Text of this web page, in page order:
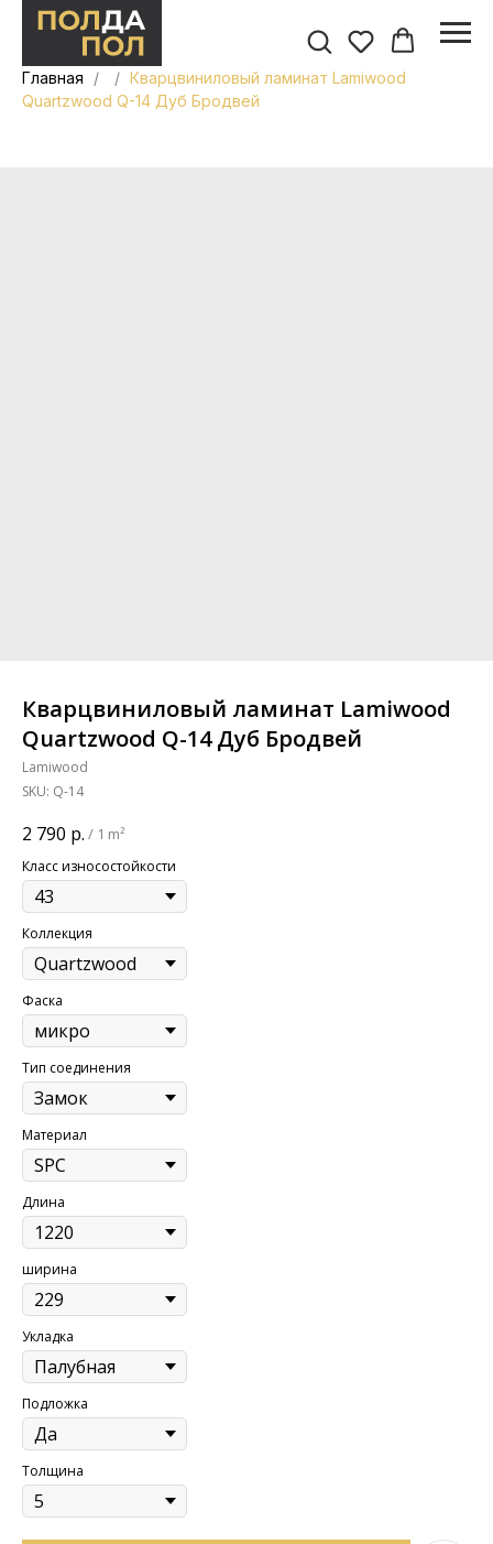
Главная
Кварцвиниловый ламинат Lamiwood
Quartzwood Q-14 Дуб Бродвей
Кварцвиниловый ламинат Lamiwood
Quartzwood Q-14 Дуб Бродвей
Lamiwood
SKU: Q-14
2 790 р. / 1 m²
Класс износостойкости
Коллекция
Фаска
Тип соединения
Материал
Длина
ширина
Укладка
Подложка
Толщина